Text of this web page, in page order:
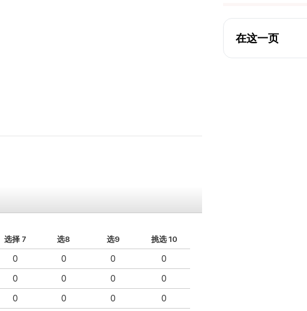
选择 7 选8 选9 挑选 10
0 0 0
0
0 0 0
0
0 0 0
0
在这一页